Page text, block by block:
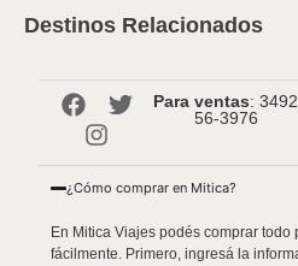
Destinos Relacionados
Para ventas: 3492
56-3976
¿Cómo comprar en Mitica?
En Mitica Viajes podés comprar todo
fácilmente. Primero, ingresá la